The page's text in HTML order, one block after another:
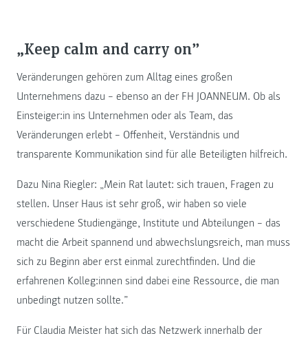
„Keep calm and carry on”
Veränderungen gehören zum Alltag eines großen
Unternehmens dazu – ebenso an der FH JOANNEUM. Ob als
Einsteiger:in ins Unternehmen oder als Team, das
Veränderungen erlebt – Offenheit, Verständnis und
transparente Kommunikation sind für alle Beteiligten hilfreich.
Dazu Nina Riegler: „Mein Rat lautet: sich trauen, Fragen zu
stellen. Unser Haus ist sehr groß, wir haben so viele
verschiedene Studiengänge, Institute und Abteilungen – das
macht die Arbeit spannend und abwechslungsreich, man muss
sich zu Beginn aber erst einmal zurechtfinden. Und die
erfahrenen Kolleg:innen sind dabei eine Ressource, die man
unbedingt nutzen sollte.”
Für Claudia Meister hat sich das Netzwerk innerhalb der